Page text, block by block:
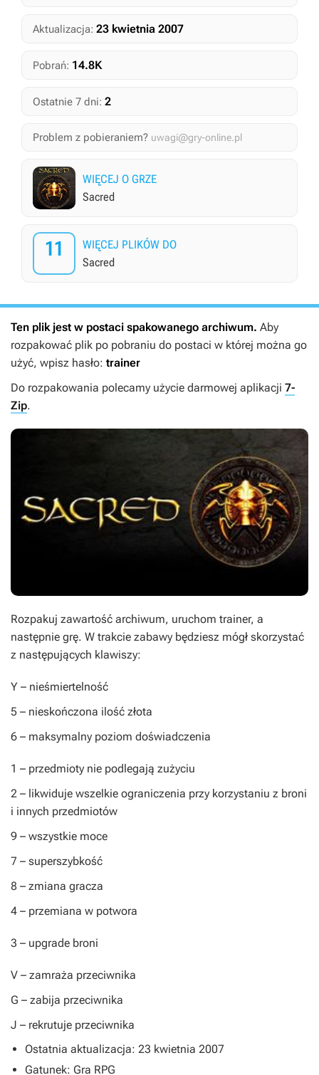
Aktualizacja: 23 kwietnia 2007
Pobrań: 14.8K
Ostatnie 7 dni: 2
Problem z pobieraniem? uwagi@gry-online.pl
WIĘCEJ O GRZE
Sacred
11
WIĘCEJ PLIKÓW DO
Sacred
Ten plik jest w postaci spakowanego archiwum. Aby
rozpakować plik po pobraniu do postaci w której można go
użyć, wpisz hasło: trainer
Do rozpakowania polecamy użycie darmowej aplikacji 7-
Zip.
Rozpakuj zawartość archiwum, uruchom trainer, a
następnie grę. W trakcie zabawy będziesz mógł skorzystać
z następujących klawiszy:
Y – nieśmiertelność
5 – nieskończona ilość złota
6 – maksymalny poziom doświadczenia
1 – przedmioty nie podlegają zużyciu
2 – likwiduje wszelkie ograniczenia przy korzystaniu z broni
i innych przedmiotów
9 – wszystkie moce
7 – superszybkość
8 – zmiana gracza
4 – przemiana w potwora
3 – upgrade broni
V – zamraża przeciwnika
G – zabija przeciwnika
J – rekrutuje przeciwnika
Ostatnia aktualizacja: 23 kwietnia 2007
Gatunek: Gra RPG